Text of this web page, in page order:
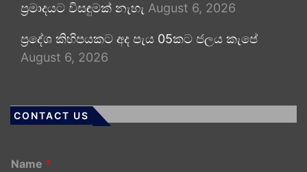
ප්‍රමාදයට විසඳුමක් නැහැ August 6, 2026
ප්‍රදේශ කිහිපයකට අද පැය 05කට ජලය කැපේ
August 6, 2026
CONTACT US
Name *